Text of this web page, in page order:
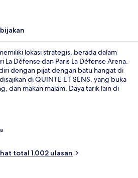
lokasi strategis, berada dalam
La Défense dan Paris La Défense Arena.
dengan pijat dengan batu hangat di
di QUINTE ET SENS, yang buka
dan makan malam. Daya tarik lain di
dengan transportasi umum:
berjarak 5 menit dan Stasiun La
8 menit.
total 1.002 ulasan